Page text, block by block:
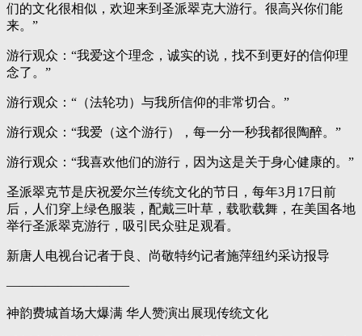
们的文化很相似，欢迎来到圣派翠克大游行。很高兴你们能
来。”
游行观众：“我爱这个理念，诚实的说，找不到更好的信仰理
念了。”
游行观众：“（法轮功）与我所信仰的非常切合。”
游行观众：“我爱（这个游行），每一分一秒我都很陶醉。”
游行观众：“我喜欢他们的游行，因为这是关于身心健康的。”
圣派翠克节是庆祝爱尔兰传统文化的节日，每年3月17日前
后，人们穿上绿色服装，配戴三叶草，载歌载舞，在美国各地
举行圣派翠克游行，吸引民众驻足观看。
新唐人电视台记者于良、尚敬特约记者施萍纽约采访报导
—————————–
神韵费城首场大爆满 华人赞演出展现传统文化